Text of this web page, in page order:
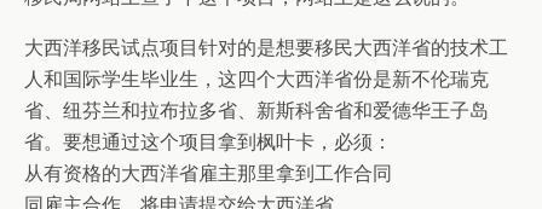
大西洋移民试点项目针对的是想要移民大西洋省的技术工
人和国际学生毕业生，这四个大西洋省份是新不伦瑞克
省、纽芬兰和拉布拉多省、新斯科舍省和爱德华王子岛
省。要想通过这个项目拿到枫叶卡，必须：
从有资格的大西洋省雇主那里拿到工作合同
同雇主合作，将申请提交给大西洋省